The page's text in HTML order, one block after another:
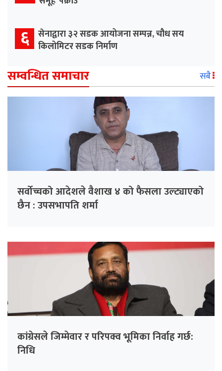
६ सेनाद्वारा ३२ सडक आयोजना सम्पन्न, चौध सय
किलोमिटर सडक निर्माण
सम्वन्धित समाचार सबै
सर्वोच्चको आदेशले वैशाख ४ को फैसला उल्ट्याएको
छैन : उपसभापति शर्मा
कांग्रेसले जिम्मेवार र परिपक्व भूमिका निर्वाह गर्छ:
निधि